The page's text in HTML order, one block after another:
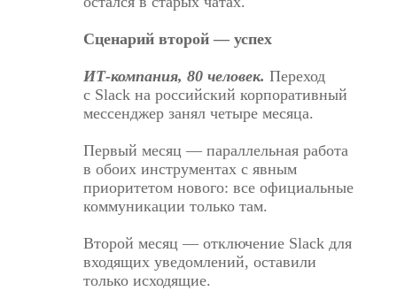
Сценарий второй — успех
ИТ-компания, 80 человек. Переход
с Slack на российский корпоративный
мессенджер занял четыре месяца.
Первый месяц — параллельная работа
в обоих инструментах с явным
приоритетом нового: все официальные
коммуникации только там.
Второй месяц — отключение Slack для
входящих уведомлений, оставили
только исходящие.